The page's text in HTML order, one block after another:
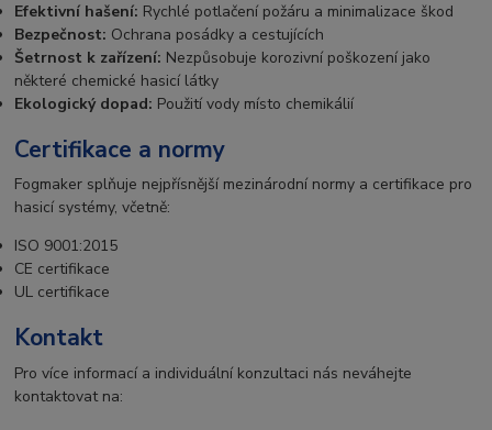
Efektivní hašení: Rychlé potlačení požáru a minimalizace škod
Bezpečnost: Ochrana posádky a cestujících
Šetrnost k zařízení: Nezpůsobuje korozivní poškození jako
některé chemické hasicí látky
Ekologický dopad: Použití vody místo chemikálií
Certifikace a normy
Fogmaker splňuje nejpřísnější mezinárodní normy a certifikace pro
hasicí systémy, včetně:
ISO 9001:2015
CE certifikace
UL certifikace
Kontakt
Pro více informací a individuální konzultaci nás neváhejte
kontaktovat na: